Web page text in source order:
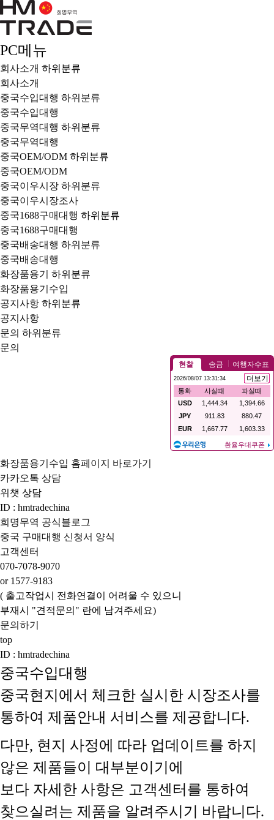
PC메뉴
회사소개 하위분류
회사소개
중국수입대행 하위분류
중국수입대행
중국무역대행 하위분류
중국무역대행
중국OEM/ODM 하위분류
중국OEM/ODM
중국이우시장 하위분류
중국이우시장조사
중국1688구매대행 하위분류
중국1688구매대행
중국배송대행 하위분류
중국배송대행
화장품용기
하위분류
화장품용기수입
공지사항 하위분류
공지사항
문의 하위분류
문의
화장품용기수입 홈페이지 바로가기
카카오톡 상담
위챗 상담
ID : hmtradechina
희명무역 공식블로그
중국 구매대행 신청서 양식
고객센터
070-7078-9070
or 1577-9183
( 출고작업시 전화연결이 어려울 수 있으니
부재시 "견적문의" 란에 남겨주세요)
문의하기
top
ID : hmtradechina
중국수입대행
중국현지에서 체크한 실시한 시장조사를
통하여 제품안내 서비스를 제공합니다.
다만, 현지 사정에 따라 업데이트를 하지
않은 제품들이 대부분이기에
보다 자세한 사항은 고객센터를 통하여
찾으실려는 제품을 알려주시기 바랍니다.